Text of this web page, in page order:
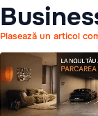
Plasează un articol